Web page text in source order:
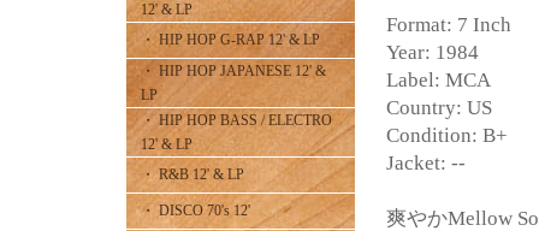
12' & LP
・ HIP HOP G-RAP 12' & LP
・ HIP HOP JAPANESE 12' &
LP
・ HIP HOP BASS / ELECTRO
12' & LP
・ R&B 12' & LP
・ DISCO 70's 12'
Format: 7 Inch
Year: 1984
Label: MCA
Country: US
Condition: B+
Jacket: --
爽やかMellow